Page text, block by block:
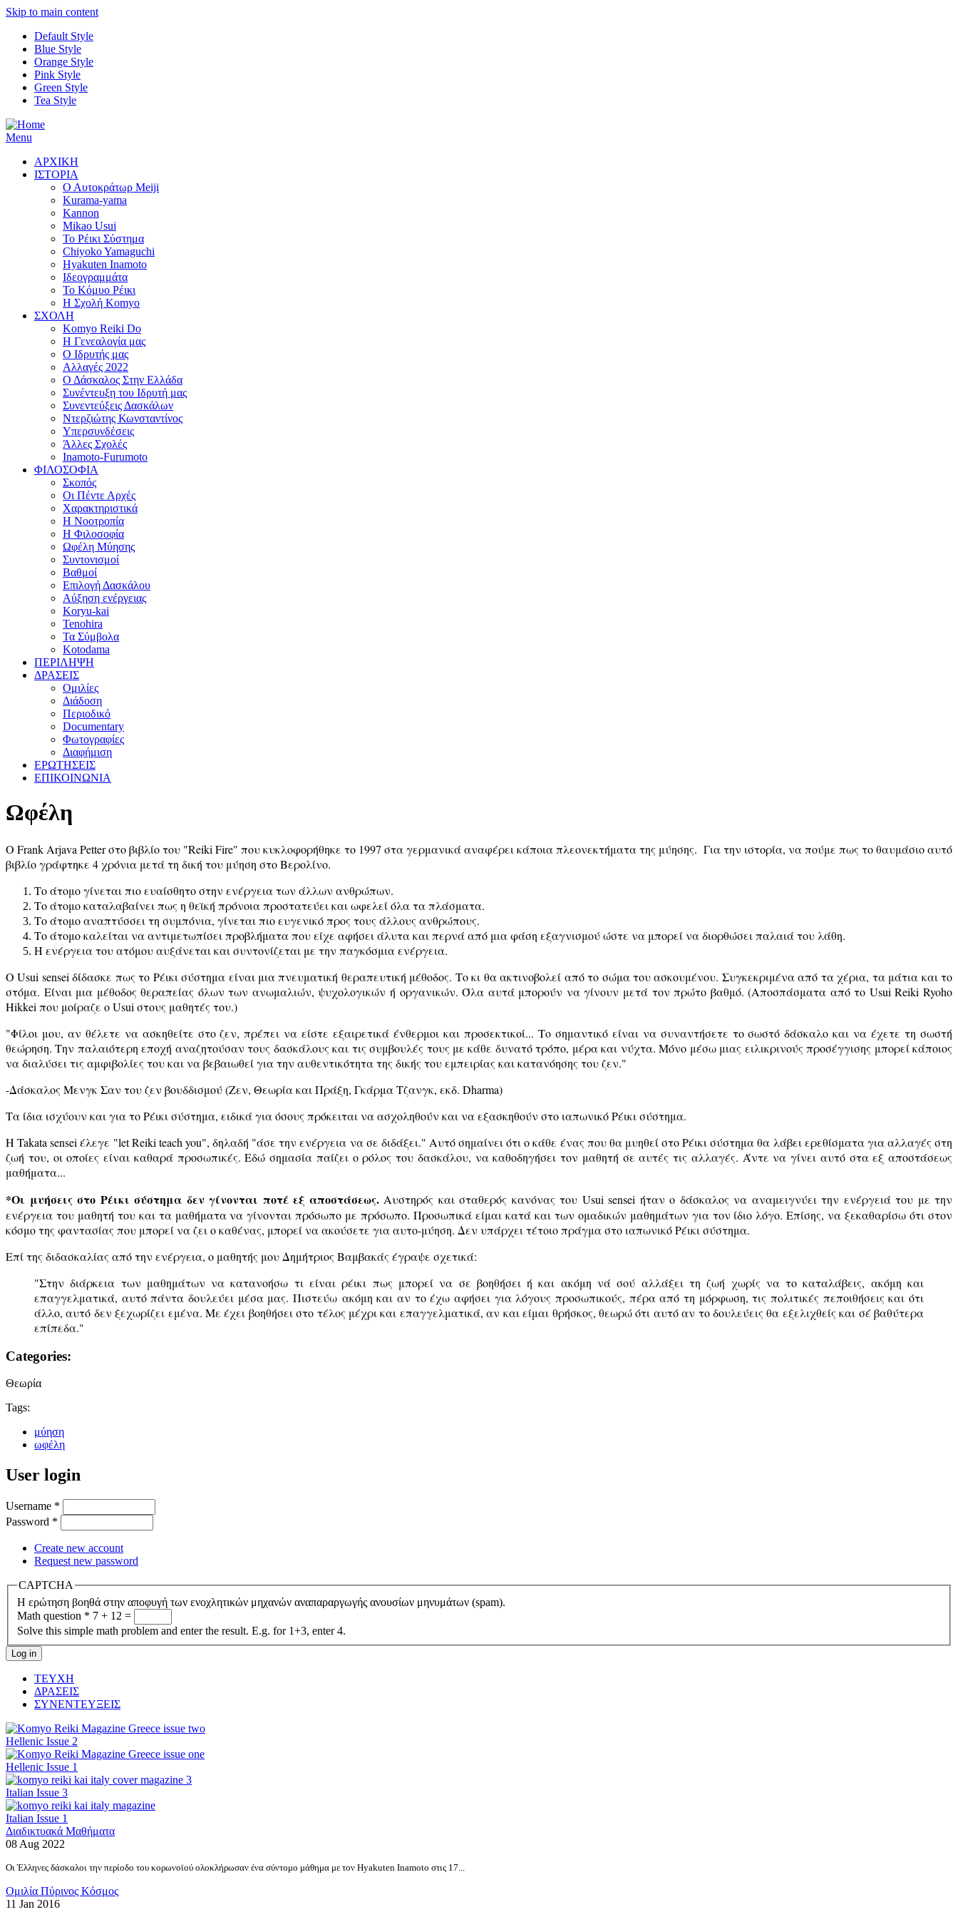
Skip to main content
Default Style
Blue Style
Orange Style
Pink Style
Green Style
Tea Style
Menu
ΑΡΧΙΚΗ
ΙΣΤΟΡΙΑ
Ο Αυτοκράτωρ Meiji
Kurama-yama
Kannon
Mikao Usui
Το Ρέικι Σύστημα
Chiyoko Yamaguchi
Hyakuten Inamoto
Ιδεογραμμάτα
Το Κόμυο Ρέικι
H Σχολή Komyo
ΣΧΟΛΗ
Komyo Reiki Do
Η Γενεαλογία μας
Ο Ιδρυτής μας
Αλλαγές 2022
Ο Δάσκαλος Στην Ελλάδα
Συνέντευξη του Ιδρυτή μας
Συνεντεύξεις Δασκάλων
Ντερζιώτης Κωνσταντίνος
Υπερσυνδέσεις
Άλλες Σχολές
Inamoto-Furumoto
ΦΙΛΟΣΟΦΙΑ
Σκοπός
Οι Πέντε Αρχές
Χαρακτηριστικά
Η Νοοτροπία
Η Φιλοσοφία
Ωφέλη Μύησης
Συντονισμοί
Βαθμοί
Επιλογή Δασκάλου
Αύξηση ενέργειας
Koryu-kai
Tenohira
Τα Σύμβολα
Kotodama
ΠΕΡΙΛΗΨΗ
ΔΡΑΣΕΙΣ
Ομιλίες
Διάδοση
Περιοδικό
Documentary
Φωτογραφίες
Διαφήμιση
ΕΡΩΤΗΣΕΙΣ
ΕΠΙΚΟΙΝΩΝΙΑ
Ωφέλη
Ο Frank Arjava Petter στο βιβλίο του "Reiki Fire" που κυκλοφορήθηκε το 1997 στα γερμανικά αναφέρει κάποια πλεονεκτήματα της μύησης. Για την ιστορία, να πούμε πως το θαυμάσιο αυτό
βιβλίο γράφτηκε 4 χρόνια μετά τη δική του μύηση στο Βερολίνο.
Το άτομο γίνεται πιο ευαίσθητο στην ενέργεια των άλλων ανθρώπων.
Το άτομο καταλαβαίνει πως η θεϊκή πρόνοια προστατεύει και ωφελεί όλα τα πλάσματα.
Το άτομο αναπτύσσει τη συμπόνια, γίνεται πιο ευγενικό προς τους άλλους ανθρώπους.
Το άτομο καλείται να αντιμετωπίσει προβλήματα που είχε αφήσει άλυτα και περνά από μια φάση εξαγνισμού ώστε να μπορεί να διορθώσει παλαιά του λάθη.
Η ενέργεια του ατόμου αυξάνεται και συντονίζεται με την παγκόσμια ενέργεια.
Ο Usui sensei δίδασκε πως το Ρέικι σύστημα είναι μια πνευματική θεραπευτική μέθοδος. Το κι θα ακτινοβολεί από το σώμα του ασκουμένου. Συγκεκριμένα από τα χέρια, τα μάτια και το
στόμα. Είναι μια μέθοδος θεραπείας όλων των ανωμαλιών, ψυχολογικών ή οργανικών. Όλα αυτά μπορούν να γίνουν μετά τον πρώτο βαθμό. (Αποσπάσματα από το Usui Reiki Ryoho
Hikkei που μοίραζε ο Usui στους μαθητές του.)
"Φίλοι μου, αν θέλετε να ασκηθείτε στο ζεν, πρέπει να είστε εξαιρετικά ένθερμοι και προσεκτικοί... Το σημαντικό είναι να συναντήσετε το σωστό δάσκαλο και να έχετε τη σωστή
θεώρηση. Την παλαιότερη εποχή αναζητούσαν τους δασκάλους και τις συμβουλές τους με κάθε δυνατό τρόπο, μέρα και νύχτα. Μόνο μέσω μιας ειλικρινούς προσέγγισης μπορεί κάποιος
να διαλύσει τις αμφιβολίες του και να βεβαιωθεί για την αυθεντικότητα της δικής του εμπειρίας και κατανόησης του ζεν."
-Δάσκαλος Μενγκ Σαν του ζεν βουδδισμού (Ζεν, Θεωρία και Πράξη, Γκάρμα Τζανγκ, εκδ. Dharma)
Τα ίδια ισχύουν και για το Ρέικι σύστημα, ειδικά για όσους πρόκειται να ασχοληθούν και να εξασκηθούν στο ιαπωνικό Ρέικι σύστημα.
Η Takata sensei έλεγε "let Reiki teach you", δηλαδή "άσε την ενέργεια να σε διδάξει." Αυτό σημαίνει ότι ο κάθε ένας που θα μυηθεί στο Ρέικι σύστημα θα λάβει ερεθίσματα για αλλαγές στη
ζωή του, οι οποίες είναι καθαρά προσωπικές. Εδώ σημασία παίζει ο ρόλος του δασκάλου, να καθοδηγήσει τον μαθητή σε αυτές τις αλλαγές. Άντε να γίνει αυτό στα εξ αποστάσεως
μαθήματα...
*Οι μυήσεις στο Ρέικι σύστημα δεν γίνονται ποτέ εξ αποστάσεως.Αυστηρός και σταθερός κανόνας του Usui sensei ήταν ο δάσκαλος να αναμειγνύει την ενέργειά του με την
ενέργεια του μαθητή του και τα μαθήματα να γίνονται πρόσωπο με πρόσωπο. Προσωπικά είμαι κατά και των ομαδικών μαθημάτων για τον ίδιο λόγο. Επίσης, να ξεκαθαρίσω ότι στον
κόσμο της φαντασίας που μπορεί να ζει ο καθένας, μπορεί να ακούσετε για αυτο-μύηση. Δεν υπάρχει τέτοιο πράγμα στο ιαπωνικό Ρέικι σύστημα.
Επί της διδασκαλίας από την ενέργεια, ο μαθητής μου Δημήτριος Βαμβακάς έγραψε σχετικά:
"Στην διάρκεια των μαθημάτων να κατανοήσω τι είναι ρέικι πως μπορεί να σε βοηθήσει ή και ακόμη νά σού αλλάξει τη ζωή χωρίς να το καταλάβεις, ακόμη και
επαγγελματικά, αυτό πάντα δουλεύει μέσα μας. Πιστεύω ακόμη και αν το έχω αφήσει για λόγους προσωπικούς, πέρα από τη μόρφωση, τις πολιτικές πεποιθήσεις και ότι
άλλο, αυτό δεν ξεχωρίζει εμένα. Με έχει βοηθήσει στο τέλος μέχρι και επαγγελματικά, αν και είμαι θρήσκος, θεωρώ ότι αυτό αν το δουλεύεις θα εξελιχθείς και σέ βαθύτερα
επίπεδα."
Categories:
Θεωρία
Tags:
μύηση
ωφέλη
User login
Username *
Password *
Create new account
Request new password
CAPTCHA
Η ερώτηση βοηθά στην αποφυγή των ενοχλητικών μηχανών αναπαραργωγής ανουσίων μηνυμάτων (spam).
Math question * 7 + 12 =
Solve this simple math problem and enter the result. E.g. for 1+3, enter 4.
ΤΕΥΧΗ
ΔΡΑΣΕΙΣ
ΣΥΝΕΝΤΕΥΞΕΙΣ
Hellenic Issue 2
Hellenic Issue 1
Italian Issue 3
Italian Issue 1
Διαδικτυακά Μαθήματα
08 Aug 2022
Οι Έλληνες δάσκαλοι την περίοδο του κορωνοϊού ολοκλήρωσαν ένα σύντομο μάθημα με τον Hyakuten Inamoto στις 17...
Ομιλία Πύρινος Κόσμος
11 Jan 2016